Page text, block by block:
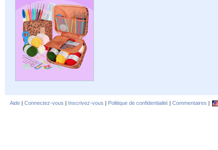
Aide | Connectez-vous | Inscrivez-vous | Politique de confidentialité | Commentaires |